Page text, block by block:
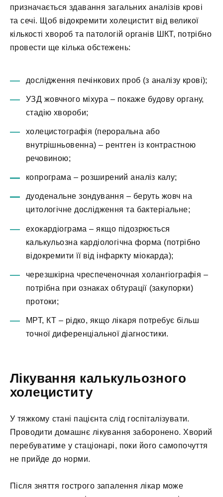
призначається здавання загальних аналізів крові
та сечі. Щоб відокремити холецистит від великої
кількості хвороб та патологій органів ШКТ, потрібно
провести ще кілька обстежень:
дослідження печінкових проб (з аналізу крові);
УЗД жовчного міхура – покаже будову органу,
стадію хвороби;
холецистографія (пероральна або
внутрішньовенна) – рентген із контрастною
речовиною;
копрограма – розширений аналіз калу;
дуоденальне зондування – беруть жовч на
цитологічне дослідження та бактеріальне;
ехокардіограма – якщо підозрюється
калькульозна кардіологічна форма (потрібно
відокремити її від інфаркту міокарда);
черезшкірна чреспеченочная холангіографія –
потрібна при ознаках обтурації (закупорки)
протоки;
МРТ, КТ – рідко, якщо лікаря потребує більш
точної диференціальної діагностики.
Лікування калькульозного
холециститу
У тяжкому стані пацієнта слід госпіталізувати.
Проводити домашнє лікування заборонено. Хворий
перебуватиме у стаціонарі, поки його самопочуття
не прийде до норми.
Після зняття гострого запалення лікар може